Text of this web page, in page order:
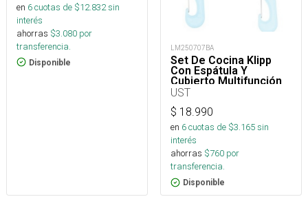
en 6cuotas de $12.832sin
interés
ahorras $3.080 por
transferencia.
Disponible
LM250707BA
Set De Cocina Klipp
Con Espátula Y
Cubierto Multifunción
UST
$ 18.990
en 6cuotas de $3.165sin
interés
ahorras $760 por
transferencia.
Disponible